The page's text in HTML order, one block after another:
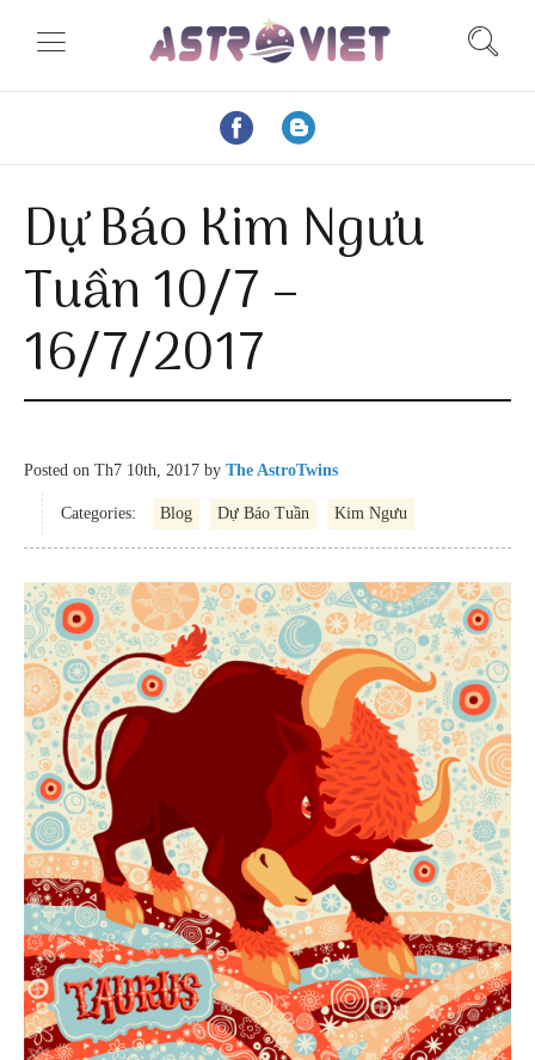
Dự Báo Kim Ngưu
Tuần 10/7 –
16/7/2017
Posted on Th7 10th, 2017 by The AstroTwins
Categories: Blog Dự Báo Tuần Kim Ngưu